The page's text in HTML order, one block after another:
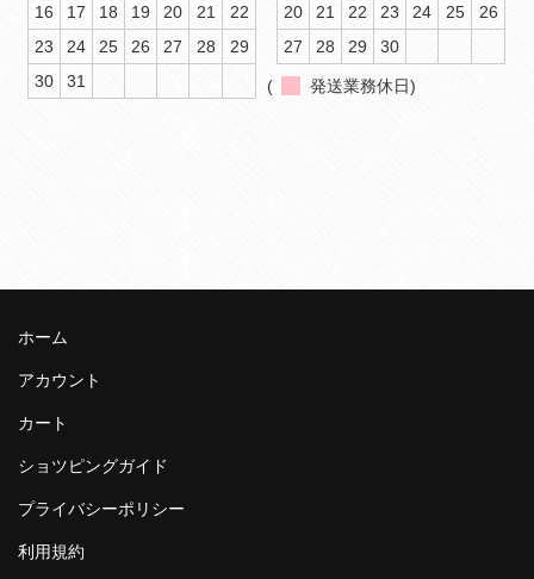
16
17 18 19 20 21
22
23
24 25 26 27 28
29
30
31
20
21 22 23 24 25
26
27
28 29 30
( 発送業務休日)
ホーム
アカウント
カート
ショツピングガイド
プライバシーポリシー
利用規約